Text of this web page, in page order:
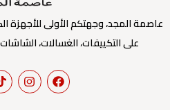
عاصمة المجد، وجهتكم الأولى للأجهزة
على التكييفات، الغسالات،